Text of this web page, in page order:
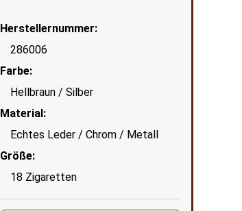
Herstellernummer:
286006
Farbe:
Hellbraun / Silber
Material:
Echtes Leder / Chrom / Metall
Größe:
18 Zigaretten